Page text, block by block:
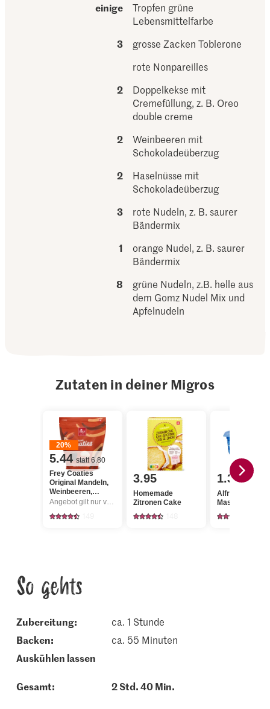
einige
Tropfen grüne
Lebensmittelfarbe
3
grosse Zacken Toblerone
rote Nonpareilles
2
Doppelkekse mit
Cremefüllung, z. B. Oreo
double creme
2
Weinbeeren mit
Schokoladeüberzug
2
Haselnüsse mit
Schokoladeüberzug
3
rote Nudeln, z. B. saurer
Bändermix
1
orange Nudel, z. B. saurer
Bändermix
8
grüne Nudeln, z.B. helle aus
dem Gomz Nudel Mix und
Apfelnudeln
Zutaten in deiner Migros
20%
5.44 statt 6.80
Frey Coaties
Original Mandeln,
Weinbeeren,
Haselnüsse &
Angebot gilt nur vom 6.8. bis 12.8.2026, solange Vorrat.
3.95
Homemade
Zitronen Cake
1.35
Alfredo
Mascarpone
So gehts
Zubereitung:
ca. 1 Stunde
backen:
ca. 55 Minuten
auskühlen lassen
Gesamt: 2 Std. 40 Min.